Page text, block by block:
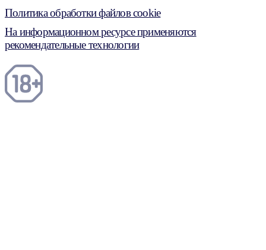
Политика обработки файлов cookie
На информационном ресурсе применяются
рекомендательные технологии